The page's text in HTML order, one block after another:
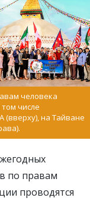
человека
числе
(вверху), на Тайване
по правам
проводятся